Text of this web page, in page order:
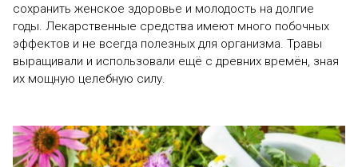
сохранить женское здоровье и молодость на долгие
годы. Лекарственные средства имеют много побочных
эффектов и не всегда полезных для организма. Травы
выращивали и использовали ещё с древних времён, зная
их мощную целебную силу.